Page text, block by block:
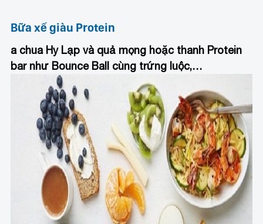
Bữa xế giàu Protein
a chua Hy Lạp và quả mọng hoặc thanh Protein
bar như Bounce Ball cùng trứng luộc,…